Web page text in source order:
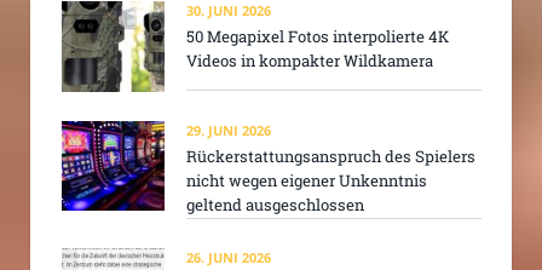
30. JUNI 2026
50 Megapixel Fotos interpolierte 4K
Videos in kompakter Wildkamera
29. JUNI 2026
Rückerstattungsanspruch des Spielers
nicht wegen eigener Unkenntnis
geltend ausgeschlossen
26. JUNI 2026